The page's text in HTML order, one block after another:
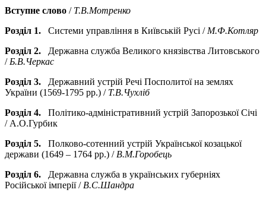
Вступне слово / Т.В.Мотренко
Розділ 1. Системи управління в Київській Русі / М.Ф.Котляр
Розділ 2. Державна служба Великого князівства Литовського
/ Б.В.Черкас
Розділ 3. Державний устрій Речі Посполитої на землях
України (1569-1795 рр.) / Т.В.Чухліб
Розділ 4. Політико-адміністративний устрій Запорозької Січі
/ А.О.Гурбик
Розділ 5. Полково-сотенний устрій Української козацької
держави (1649 – 1764 рр.) / В.М.Горобець
Розділ 6. Державна служба в українських губерніях
Російської імперії / В.С.Шандра